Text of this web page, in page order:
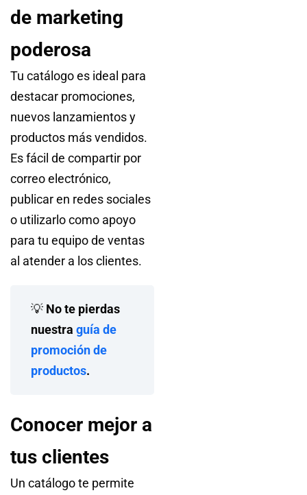
de marketing
poderosa
Tu catálogo es ideal para
destacar promociones,
nuevos lanzamientos y
productos más vendidos.
Es fácil de compartir por
correo electrónico,
publicar en redes sociales
o utilizarlo como apoyo
para tu equipo de ventas
al atender a los clientes.
💡 No te pierdas
nuestra guía de
promoción de
productos.
Conocer mejor a
tus clientes
Un catálogo te permite